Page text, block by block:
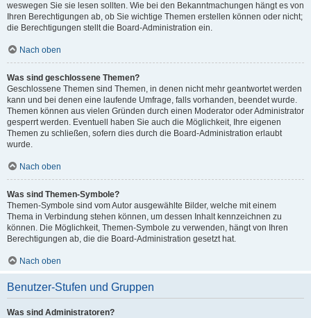
weswegen Sie sie lesen sollten. Wie bei den Bekanntmachungen hängt es von
Ihren Berechtigungen ab, ob Sie wichtige Themen erstellen können oder nicht;
die Berechtigungen stellt die Board-Administration ein.
Nach oben
Was sind geschlossene Themen?
Geschlossene Themen sind Themen, in denen nicht mehr geantwortet werden
kann und bei denen eine laufende Umfrage, falls vorhanden, beendet wurde.
Themen können aus vielen Gründen durch einen Moderator oder Administrator
gesperrt werden. Eventuell haben Sie auch die Möglichkeit, Ihre eigenen
Themen zu schließen, sofern dies durch die Board-Administration erlaubt
wurde.
Nach oben
Was sind Themen-Symbole?
Themen-Symbole sind vom Autor ausgewählte Bilder, welche mit einem
Thema in Verbindung stehen können, um dessen Inhalt kennzeichnen zu
können. Die Möglichkeit, Themen-Symbole zu verwenden, hängt von Ihren
Berechtigungen ab, die die Board-Administration gesetzt hat.
Nach oben
Benutzer-Stufen und Gruppen
Was sind Administratoren?